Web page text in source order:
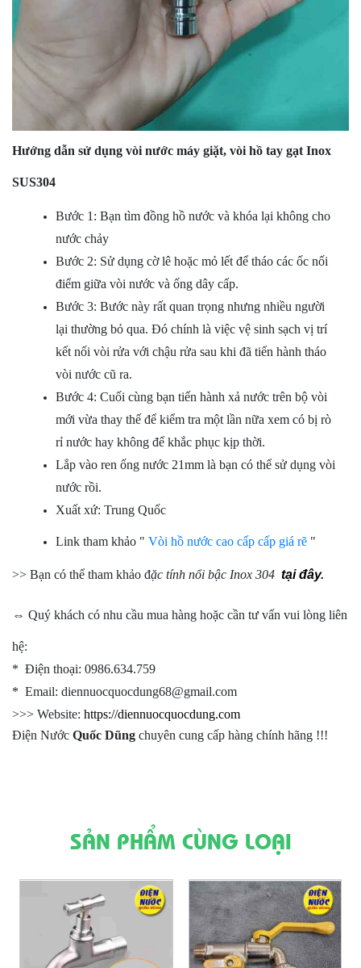
Hướng dẫn sử dụng vòi nước máy giặt, vòi hồ tay gạt Inox
SUS304
Bước 1: Bạn tìm đồng hồ nước và khóa lại không cho
nước chảy
Bước 2: Sử dụng cờ lê hoặc mỏ lết để tháo các ốc nối
điểm giữa vòi nước và ống dây cấp.
Bước 3: Bước này rất quan trọng nhưng nhiều người
lại thường bỏ qua. Đó chính là việc vệ sinh sạch vị trí
kết nối vòi rửa với chậu rửa sau khi đã tiến hành tháo
vòi nước cũ ra.
Bước 4: Cuối cùng bạn tiến hành xả nước trên bộ vòi
mới vừa thay thế để kiểm tra một lần nữa xem có bị rò
rỉ nước hay không để khắc phục kịp thời.
Lắp vào ren ống nước 21mm là bạn có thể sử dụng vòi
nước rồi.
Xuất xứ: Trung Quốc
Link tham khảo " Vòi hồ nước cao cấp cấp giá rẽ "
>> Bạn có thể tham khảo đặc tính nổi bậc Inox 304 tại đây.
⇔ Quý khách có nhu cầu mua hàng hoặc cần tư vấn vui lòng liên
hệ:
* Điện thoại: 0986.634.759
* Email: diennuocquocdung68@gmail.com
>>> Website: https://diennuocquocdung.com
Điện Nước Quốc Dũng chuyên cung cấp hàng chính hãng !!!
SẢN PHẨM CÙNG LOẠI